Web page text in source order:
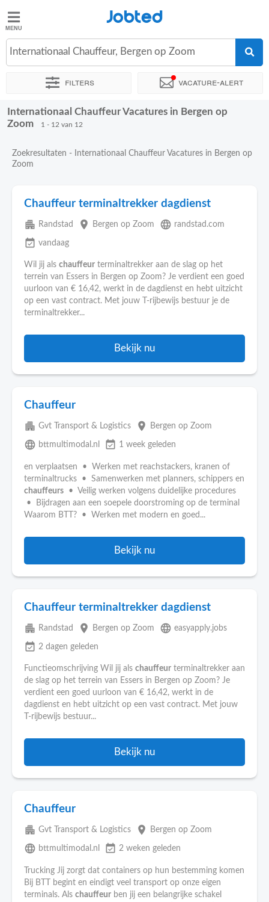
Jobted
Vacatures
Salarissen
Jobted
Internationaal Chauffeur, Bergen op Zoom
Filters Vacature-alert
Sorteer op Exacte locatie Uitzendbureau Soort
Internationaal Chauffeur Vacatures in Bergen op
Zoom
1 - 12 van 12
Zoekresultaten - Internationaal Chauffeur Vacatures in Bergen op
Zoom
Chauffeur terminaltrekker dagdienst
apartment Randstad place Bergen op Zoom language randstad.com
event_available vandaag
Wil jij als chauffeur terminaltrekker aan de slag op het
terrein van Essers in Bergen op Zoom? Je verdient een goed
uurloon van € 16,42, werkt in de dagdienst en hebt uitzicht
op een vast contract. Met jouw T-rijbewijs bestuur je de
terminaltrekker...
Bekijk nu
Chauffeur
apartment Gvt Transport & Logistics place Bergen op Zoom
language bttmultimodal.nl event_available 1 week geleden
en verplaatsen • Werken met reachstackers, kranen of
terminaltrucks • Samenwerken met planners, schippers en
chauffeurs • Veilig werken volgens duidelijke procedures
• Bijdragen aan een soepele doorstroming op de terminal
Waarom BTT? • Werken met modern en goed...
Bekijk nu
Chauffeur terminaltrekker dagdienst
apartment Randstad place Bergen op Zoom language easyapply.jobs
event_available 2 dagen geleden
Functieomschrijving Wil jij als chauffeur terminaltrekker aan
de slag op het terrein van Essers in Bergen op Zoom? Je
verdient een goed uurloon van € 16,42, werkt in de
dagdienst en hebt uitzicht op een vast contract. Met jouw
T-rijbewijs bestuur...
Bekijk nu
Chauffeur
apartment Gvt Transport & Logistics place Bergen op Zoom
language bttmultimodal.nl event_available 2 weken geleden
Trucking Jij zorgt dat containers op hun bestemming komen
Bij BTT begint en eindigt veel transport op onze eigen
terminals. Als chauffeur ben jij een belangrijke schakel